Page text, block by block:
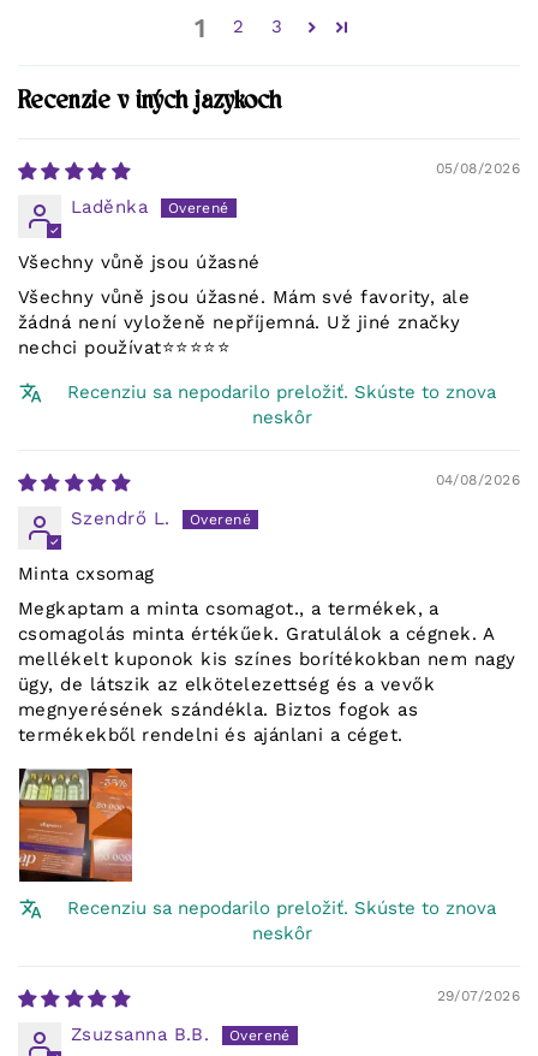
1 2 3
Recenzie v iných jazykoch
05/08/2026
Laděnka
Všechny vůně jsou úžasné
Všechny vůně jsou úžasné. Mám své favority, ale
žádná není vyloženě nepříjemná. Už jiné značky
nechci používat⭐️⭐️⭐️⭐️⭐️
Recenziu sa nepodarilo preložiť. Skúste to znova
neskôr
04/08/2026
Szendrő L.
Minta cxsomag
Megkaptam a minta csomagot., a termékek, a
csomagolás minta értékűek. Gratulálok a cégnek. A
mellékelt kuponok kis színes borítékokban nem nagy
ügy, de látszik az elkötelezettség és a vevők
megnyerésének szándékla. Biztos fogok as
termékekből rendelni és ajánlani a céget.
Recenziu sa nepodarilo preložiť. Skúste to znova
neskôr
29/07/2026
Zsuzsanna B.B.